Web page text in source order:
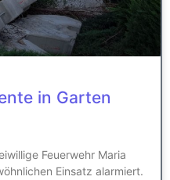
in Garten
Feuerwehr Maria
Einsatz alarmiert.